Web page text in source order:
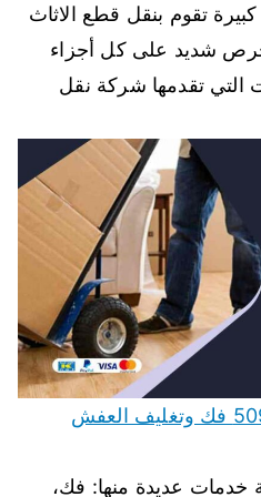
تقوم بنقل قطع الاثاث
شديد على كل أجزاء
تقدمها شركة نقل
نقل عفش النزهة 50993766 فك وتغليف العفش
عديدة منها: فك،